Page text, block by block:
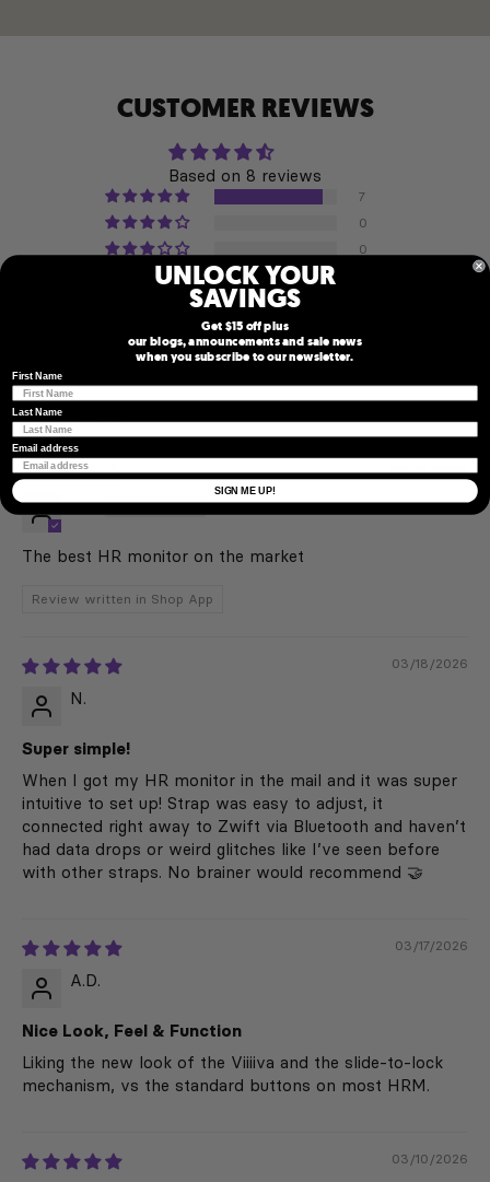
CUSTOMER REVIEWS
Based on 8 reviews
7
0
0
WRITE A REVIEW
Sort by
06/22/2026
T.D.
The best HR monitor on the market
Review written in Shop App
03/18/2026
N.
Super simple!
When I got my HR monitor in the mail and it was super
intuitive to set up! Strap was easy to adjust, it
connected right away to Zwift via Bluetooth and haven’t
had data drops or weird glitches like I’ve seen before
with other straps. No brainer would recommend 🤝
03/17/2026
A.D.
Nice Look, Feel & Function
Liking the new look of the Viiiiva and the slide-to-lock
mechanism, vs the standard buttons on most HRM.
03/10/2026
UNLOCK YOUR
SAVINGS
Get $15 off plus
our blogs, announcements and sale news
when you subscribe to our newsletter.
First Name
Last Name
Email address
SIGN ME UP!